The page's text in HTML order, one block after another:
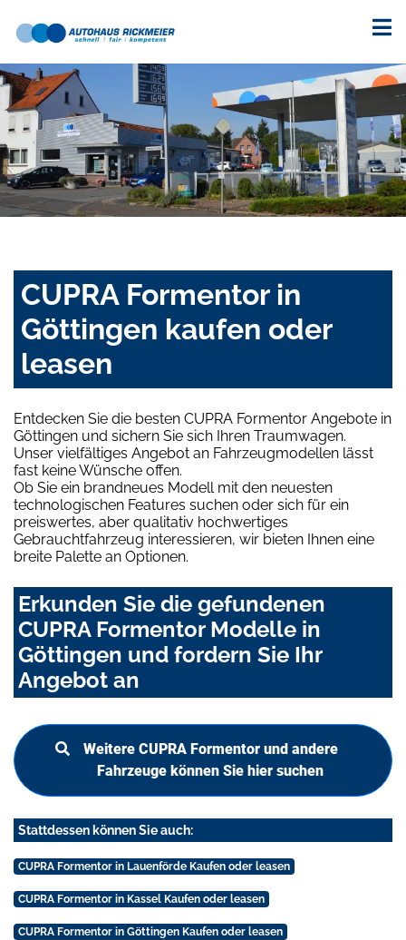
CUPRA Formentor in
Göttingen kaufen oder
leasen
Entdecken Sie die besten CUPRA Formentor Angebote in
Göttingen und sichern Sie sich Ihren Traumwagen.
Unser vielfältiges Angebot an Fahrzeugmodellen lässt
fast keine Wünsche offen.
Ob Sie ein brandneues Modell mit den neuesten
technologischen Features suchen oder sich für ein
preiswertes, aber qualitativ hochwertiges
Gebrauchtfahrzeug interessieren, wir bieten Ihnen eine
breite Palette an Optionen.
Erkunden Sie die gefundenen
CUPRA Formentor Modelle in
Göttingen und fordern Sie Ihr
Angebot an
Weitere CUPRA Formentor und andere
Fahrzeuge können Sie hier suchen
Stattdessen können Sie auch:
CUPRA Formentor in Lauenförde Kaufen oder leasen
CUPRA Formentor in Kassel Kaufen oder leasen
CUPRA Formentor in Göttingen Kaufen oder leasen